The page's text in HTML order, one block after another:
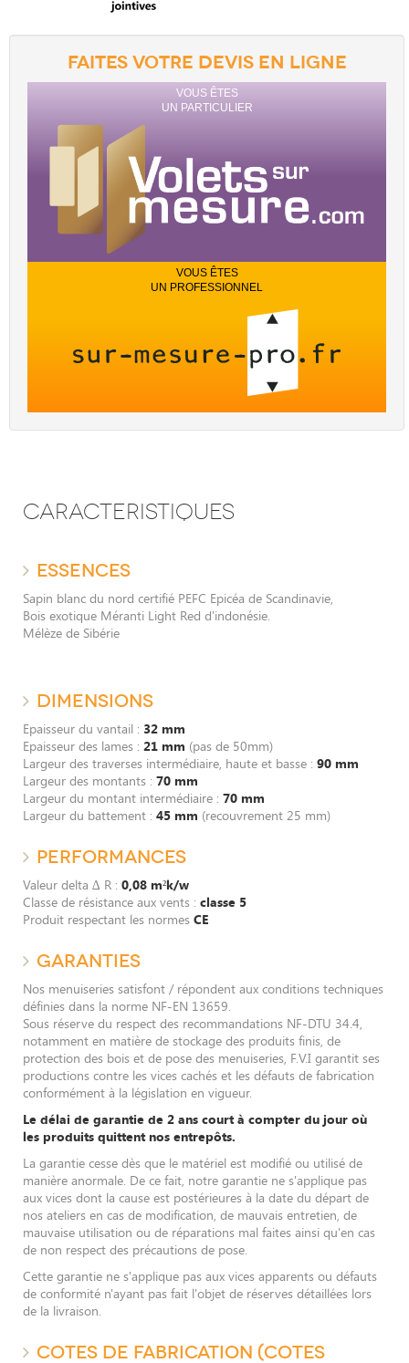
FAITES VOTRE DEVIS EN LIGNE
VOUS ÊTES
UN PARTICULIER
VOUS ÊTES
UN PROFESSIONNEL
CARACTERISTIQUES
ESSENCES
Sapin blanc du nord certifié PEFC Epicéa de Scandinavie,
Bois exotique Méranti Light Red d'indonésie.
Mélèze de Sibérie
DIMENSIONS
Epaisseur du vantail : 32 mm
Epaisseur des lames : 21 mm (pas de 50mm)
Largeur des traverses intermédiaire, haute et basse : 90 mm
Largeur des montants : 70 mm
Largeur du montant intermédiaire : 70 mm
Largeur du battement : 45 mm (recouvrement 25 mm)
PERFORMANCES
Valeur delta ∆ R : 0,08 m²k/w
Classe de résistance aux vents : classe 5
Produit respectant les normes CE
GARANTIES
Nos menuiseries satisfont / répondent aux conditions techniques
définies dans la norme NF-EN 13659.
Sous réserve du respect des recommandations NF-DTU 34.4,
notamment en matière de stockage des produits finis, de
protection des bois et de pose des menuiseries, F.V.I garantit ses
productions contre les vices cachés et les défauts de fabrication
conformément à la législation en vigueur.
Le délai de garantie de 2 ans court à compter du jour où
les produits quittent nos entrepôts.
La garantie cesse dès que le matériel est modifié ou utilisé de
manière anormale. De ce fait, notre garantie ne s'applique pas
aux vices dont la cause est postérieures à la date du départ de
nos ateliers en cas de modification, de mauvais entretien, de
mauvaise utilisation ou de réparations mal faites ainsi qu'en cas
de non respect des précautions de pose.
Cette garantie ne s'applique pas aux vices apparents ou défauts
de conformité n'ayant pas fait l'objet de réserves détaillées lors
de la livraison.
COTES DE FABRICATION (COTES